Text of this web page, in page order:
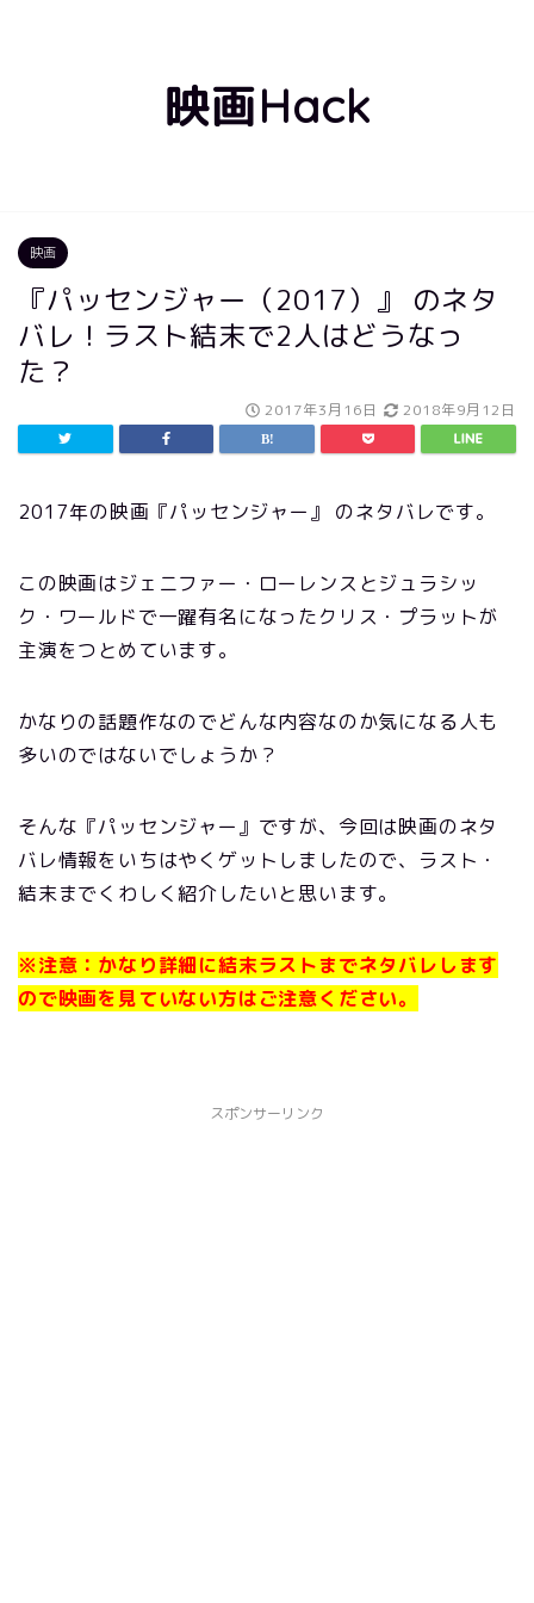
映画Hack
映画
『パッセンジャー（2017）』 のネタ
バレ！ラスト結末で2人はどうなっ
た？
2017年3月16日 2018年9月12日
2017年の映画『パッセンジャー』 のネタバレです。
この映画はジェニファー・ローレンスとジュラシッ
ク・ワールドで一躍有名になったクリス・プラットが
主演をつとめています。
かなりの話題作なのでどんな内容なのか気になる人も
多いのではないでしょうか？
そんな『パッセンジャー』ですが、今回は映画のネタ
バレ情報をいちはやくゲットしましたので、ラスト・
結末までくわしく紹介したいと思います。
※注意：かなり詳細に結末ラストまでネタバレします
ので映画を見ていない方はご注意ください。
スポンサーリンク